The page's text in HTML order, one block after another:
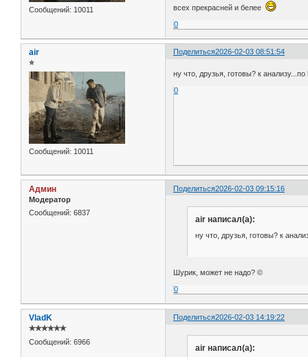
Сообщений: 10011
всех прекрасней и белее
0
Поделиться2026-02-03 08:51:54
air
⭐
Сообщений: 10011
ну что, друзья, готовы? к
0
Поделиться2026-02-03 09:15:16
Админ
Модератор
Сообщений: 6837
air написал(а):
ну что, друзья, готовы? к
Шурик, может не надо? ©
0
Поделиться2026-02-03 14:19:22
VladK
✯✯✯✯✯✯
Сообщений: 6966
air написал(а):